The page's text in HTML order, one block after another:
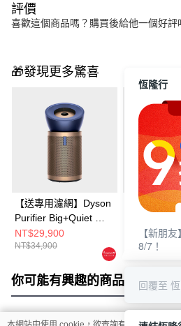
評價
喜歡這個商品嗎？購買後給他一個好評
🎁發現更多驚喜
【送專用濾網】Dyson
Purifier Big+Quiet 強
效極淨甲醛偵測空氣清
淨機 普魯士藍及金色
NT$29,900
NT$34,900
【1+1超值
Purifier
效極淨甲醛
淨機BP04+
NT$38,888
NT$49,800
你可能有興趣的商品 全站排行
恆隆行
【新朋
8/7！
回覆至